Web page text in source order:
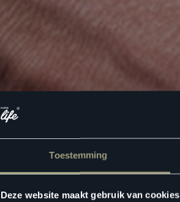
Toestemming
Deze website maakt gebruik van cookies